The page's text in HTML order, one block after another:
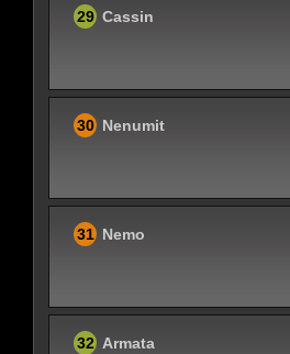
29 Cassin
30 Nenumit
31 Nemo
32 Armata